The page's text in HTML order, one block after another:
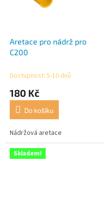
Aretace pro nádrž pro
C200
Dostupnost: 5-10 dnů
180 Kč
Do košíku
Nádržová aretace
Skladem!